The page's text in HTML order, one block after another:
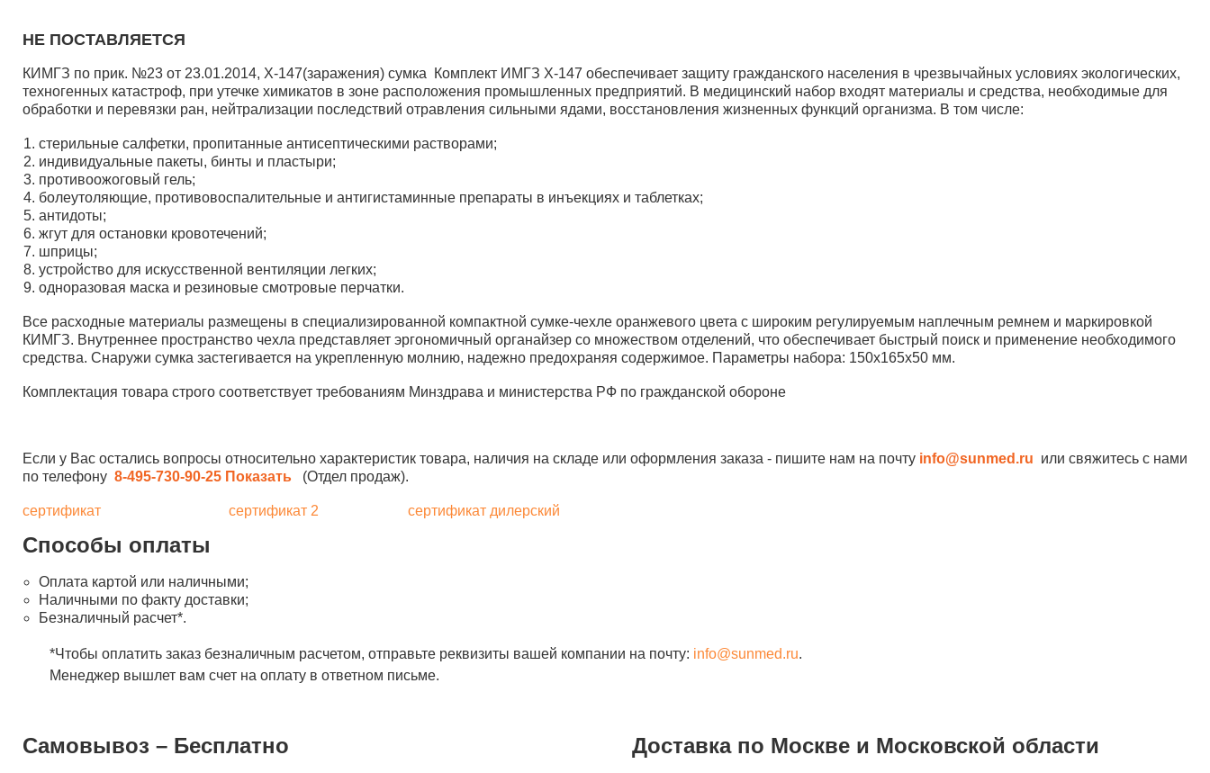
НЕ ПОСТАВЛЯЕТСЯ
КИМГЗ по прик. №23 от 23.01.2014, Х-147(заражения) сумка Комплект ИМГЗ X-147 обеспечивает защиту гражданского населения в чрезвычайных условиях экологических,
техногенных катастроф, при утечке химикатов в зоне расположения промышленных предприятий. В медицинский набор входят материалы и средства, необходимые для
обработки и перевязки ран, нейтрализации последствий отравления сильными ядами, восстановления жизненных функций организма. В том числе:
стерильные салфетки, пропитанные антисептическими растворами;
индивидуальные пакеты, бинты и пластыри;
противоожоговый гель;
болеутоляющие, противовоспалительные и антигистаминные препараты в инъекциях и таблетках;
антидоты;
жгут для остановки кровотечений;
шприцы;
устройство для искусственной вентиляции легких;
одноразовая маска и резиновые смотровые перчатки.
Все расходные материалы размещены в специализированной компактной сумке-чехле оранжевого цвета с широким регулируемым наплечным ремнем и маркировкой
КИМГЗ. Внутреннее пространство чехла представляет эргономичный органайзер со множеством отделений, что обеспечивает быстрый поиск и применение необходимого
средства. Снаружи сумка застегивается на укрепленную молнию, надежно предохраняя содержимое. Параметры набора: 150х165х50 мм.
Комплектация товара строго соответствует требованиям Минздрава и министерства РФ по гражданской обороне
Если у Вас остались вопросы относительно характеристик товара, наличия на складе или оформления заказа - пишите нам на почту info@sunmed.ru или свяжитесь с нами
по телефону 8-495-730-90-25 Показать (Отдел продаж).
сертификат сертификат 2 сертификат дилерский
Способы оплаты
Оплата картой или наличными;
Наличными по факту доставки;
Безналичный расчет*.
*Чтобы оплатить заказ безналичным расчетом, отправьте реквизиты вашей компании на почту: info@sunmed.ru.
Менеджер вышлет вам счет на оплату в ответном письме.
Самовывоз – Бесплатно Доставка по Москве и Московской области